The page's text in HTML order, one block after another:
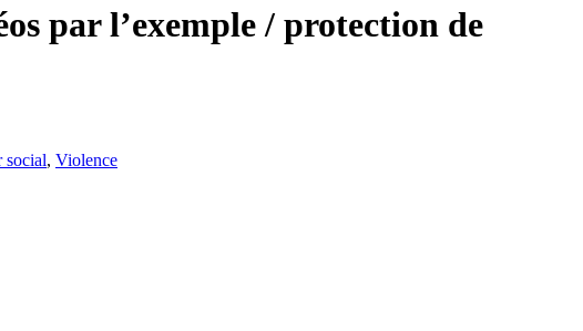
par l’exemple / protection de
social, Violence